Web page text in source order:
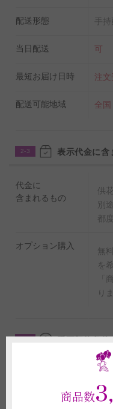
配送形態 手持
当日配送 可
最短お届け日時 注文
配送可能地域 全
2-3 表示代金に含
代金に
含まれるもの
供
別
都
オプション購入
無
を
「
り
2-4 重要契約条件
商品に関わる重要な注意事項
(1)斎場や寺などの会場や、
たお花の持ち込みを禁止して
商品数